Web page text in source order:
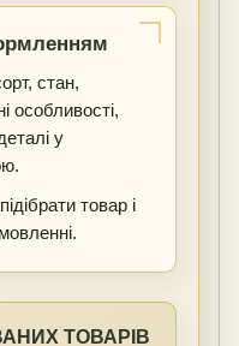
стан,
особливості,
у
товар і
ТОВАРІВ